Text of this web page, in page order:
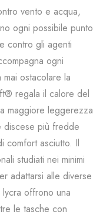
vento e acqua,
ogni possibile punto
contro gli agenti
ogni
ostacolare la
regala il calore del
maggiore leggerezza
discese più fredde
comfort asciutto. Il
studiati nei minimi
adattarsi alle diverse
offrono una
le tasche con